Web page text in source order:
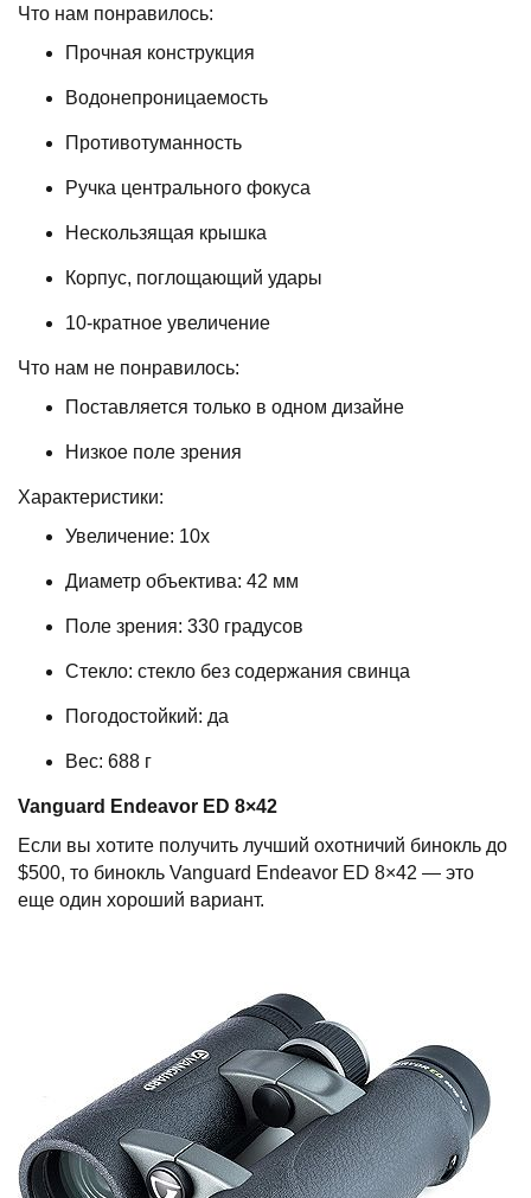
Что нам понравилось:
Прочная конструкция
Водонепроницаемость
Противотуманность
Ручка центрального фокуса
Нескользящая крышка
Корпус, поглощающий удары
10-кратное увеличение
Что нам не понравилось:
Поставляется только в одном дизайне
Низкое поле зрения
Характеристики:
Увеличение: 10x
Диаметр объектива: 42 мм
Поле зрения: 330 градусов
Стекло: стекло без содержания свинца
Погодостойкий: да
Вес: 688 г
Vanguard Endeavor ED 8×42
Если вы хотите получить лучший охотничий бинокль до
$500, то бинокль Vanguard Endeavor ED 8×42 — это
еще один хороший вариант.